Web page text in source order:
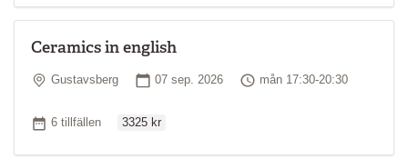
Ceramics in english
Plats
Gustavsberg Startdatum
07 sep. 2026 Tid
mån 17:30-20:30
Antal tillfällen
6 tillfällen 3325 kr